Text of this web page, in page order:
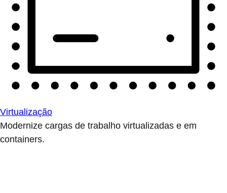
Virtualização
Modernize cargas de trabalho virtualizadas e em
containers.